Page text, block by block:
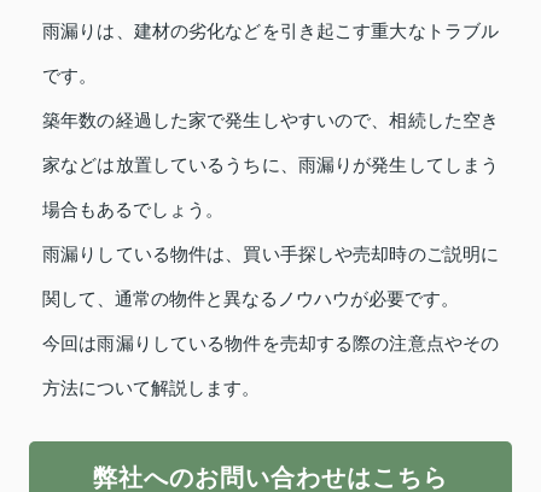
雨漏りは、建材の劣化などを引き起こす重大なトラブル
です。
築年数の経過した家で発生しやすいので、相続した空き
家などは放置しているうちに、雨漏りが発生してしまう
場合もあるでしょう。
雨漏りしている物件は、買い手探しや売却時のご説明に
関して、通常の物件と異なるノウハウが必要です。
今回は雨漏りしている物件を売却する際の注意点やその
方法について解説します。
弊社へのお問い合わせはこちら